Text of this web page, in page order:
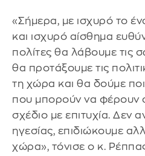
«Σήμερα, με ισχυρό το
και ισχυρό αίσθημα
πολίτες θα λάβουμε τις
θα προτάξουμε τις
τη χώρα και θα δούμε
που μπορούν να φέρουν
σχέδιο με επιτυχία. Δεν
ηγεσίας, επιδιώκουμε
χώρα», τόνισε ο κ.